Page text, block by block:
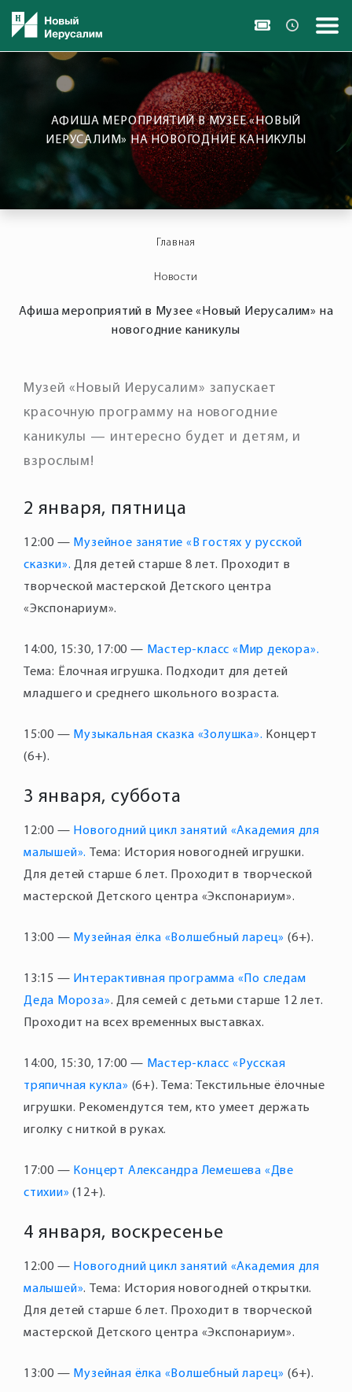
АФИША МЕРОПРИЯТИЙ В МУЗЕЕ «НОВЫЙ
ИЕРУСАЛИМ» НА НОВОГОДНИЕ КАНИКУЛЫ
Главная
Новости
Афиша мероприятий в Музее «Новый Иерусалим» на
новогодние каникулы
Музей «Новый Иерусалим» запускает
красочную программу на новогодние
каникулы — интересно будет и детям, и
взрослым!
2 января, пятница
12:00 — Музейное занятие «В гостях у русской
сказки». Для детей старше 8 лет. Проходит в
творческой мастерской Детского центра
14:00, 15:30, 17:00 — Мастер-класс «Мир декора».
Тема: Ёлочная игрушка. Подходит для детей
15:00 — Музыкальная сказка «Золушка». Концерт
3 января, суббота
12:00 — Новогодний цикл занятий «Академия для
малышей».
Тема: История новогодней игрушки.
Для детей старше 6 лет. Проходит в творческой
13:00 — Музейная ёлка «Волшебный ларец» (6+).
13:15 — Интерактивная программа «По следам
Деда Мороза». Для семей с детьми старше 12 лет.
Проходит на всех временных выставках.
14:00, 15:30, 17:00 — Мастер-класс «Русская
тряпичная кукла» (6+). Тема: Текстильные ёлочные
игрушки. Рекомендутся тем, кто умеет держать
17:00 — Концерт Александра Лемешева «Две
стихии»
4 января, воскресенье
12:00 — Новогодний цикл занятий «Академия для
малышей». Тема: История новогодней открытки.
Для детей старше 6 лет. Проходит в творческой
13:00 — Музейная ёлка «Волшебный ларец» (6+).